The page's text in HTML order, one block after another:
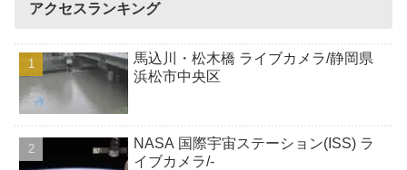
アクセスランキング
馬込川・松木橋 ライブカメラ/静岡県
浜松市中央区
NASA 国際宇宙ステーション(ISS) ラ
イブカメラ/-